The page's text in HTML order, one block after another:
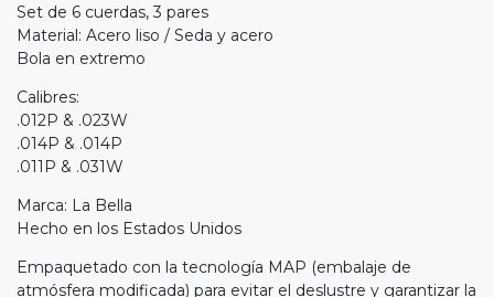
Set de 6 cuerdas, 3 pares
Material: Acero liso / Seda y acero
Bola en extremo
Calibres:
.012P & .023W
.014P & .014P
.011P & .031W
Marca: La Bella
Hecho en los Estados Unidos
Empaquetado con la tecnología MAP (embalaje de
atmósfera modificada) para evitar el deslustre y garantizar la